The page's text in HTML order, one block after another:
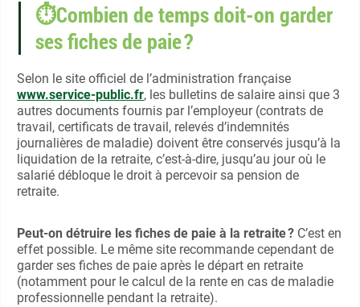
⏱Combien de temps doit-on garder
ses fiches de paie ?
Selon le site officiel de l’administration française
www.service-public.fr, les bulletins de salaire ainsi que 3
autres documents fournis par l’employeur (contrats de
travail, certificats de travail, relevés d’indemnités
journalières de maladie) doivent être conservés jusqu’à la
liquidation de la retraite, c’est-à-dire, jusqu’au jour où le
salarié débloque le droit à percevoir sa pension de
retraite.
Peut-on détruire les fiches de paie à la retraite ? C’est en
effet possible. Le même site recommande cependant de
garder ses fiches de paie après le départ en retraite
(notamment pour le calcul de la rente en cas de maladie
professionnelle pendant la retraite).